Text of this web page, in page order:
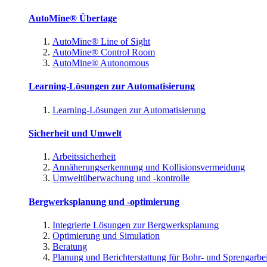
AutoMine® Übertage
AutoMine® Line of Sight
AutoMine® Control Room
AutoMine® Autonomous
Learning-Lösungen zur Automatisierung
Learning-Lösungen zur Automatisierung
Sicherheit und Umwelt
Arbeitssicherheit
Annäherungserkennung und Kollisionsvermeidung
Umweltüberwachung und -kontrolle
Bergwerksplanung und -optimierung
Integrierte Lösungen zur Bergwerksplanung
Optimierung und Simulation
Beratung
Planung und Berichterstattung für Bohr- und